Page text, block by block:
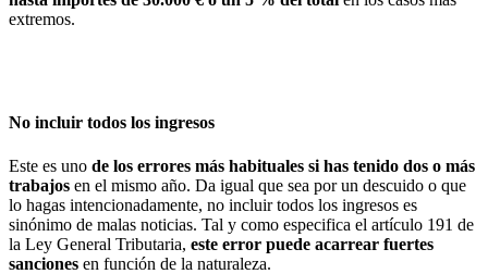
extremos.
No incluir todos los ingresos
Este es uno de los errores más habituales si has tenido dos o más
trabajos en el mismo año. Da igual que sea por un descuido o que
lo hagas intencionadamente, no incluir todos los ingresos es
sinónimo de malas noticias. Tal y como especifica el artículo 191 de
la Ley General Tributaria, este error puede acarrear fuertes
sanciones en función de la naturaleza.